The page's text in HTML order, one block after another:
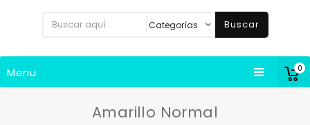
0
Buscar
Menu
Amarillo Normal